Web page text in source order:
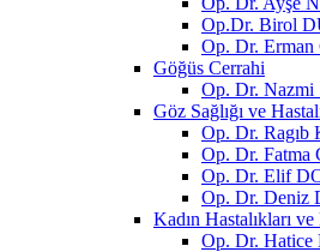
Op.Dr. Birol
Op. Dr.
Göğüs Cerrahi
Op. Dr. Nazmi
Göz Sağlığı ve
Op. Dr. Ragıb
Op. Dr. Fatma
Op. Dr. Elif
Op. Dr.
Kadın Hastalıkları
Op. Dr.